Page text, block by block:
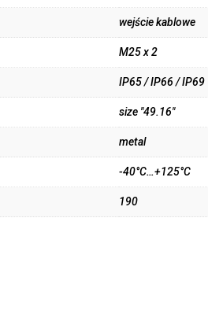
wejście kablowe
M25 x 2
IP65 / IP66 / IP69
size "49.16"
metal
-40°C…+125°C
190